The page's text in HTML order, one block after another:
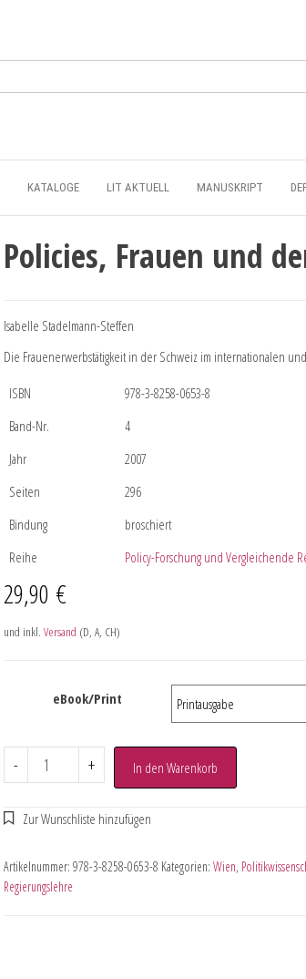
KATALOGE LIT AKTUELL MANUSKRIPT
Policies, Frauen und
Isabelle Stadelmann-Steffen
Die Frauenerwerbstätigkeit in der Schweiz im internationalen
ISBN
978-3-8258-0653-8
Band-Nr.
4
Jahr
2007
Seiten
296
Bindung
broschiert
Reihe
Policy-Forschung und Vergleichende
29,90 €
und inkl. Versand (D, A, CH)
eBook/Print
- + In den Warenkorb
Artikelnummer: 978-3-8258-0653-8 Kategorien: Wien,
Regierungslehre